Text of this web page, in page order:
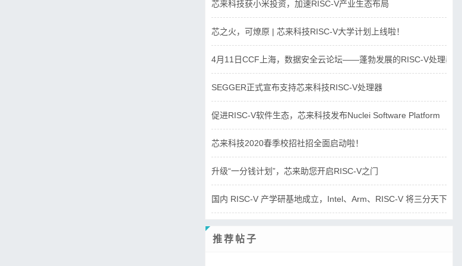
芯来科技获小米投资，加速RISC-V产业生态布局
芯之火，可燎原 | 芯来科技RISC-V大学计划上线啦！
4月11日CCF上海，数据安全云论坛——蓬勃发展的RISC-V处理器
SEGGER正式宣布支持芯来科技RISC-V处理器
促进RISC-V软件生态，芯来科技发布Nuclei Software Platform
芯来科技2020春季校招社招全面启动啦！
升级“一分钱计划”，芯来助您开启RISC-V之门
国内 RISC-V 产学研基地成立，Intel、Arm、RISC-V 将三分天下？
推荐帖子